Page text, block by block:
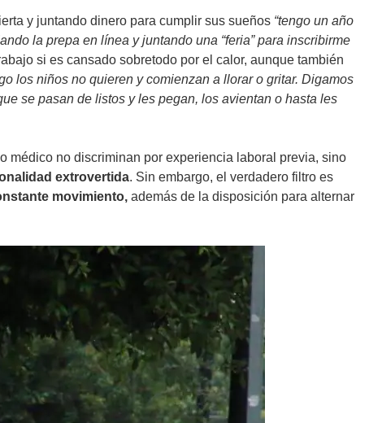
y juntando dinero para cumplir sus sueños “tengo un año
la prepa en línea y juntando una “feria” para inscribirme
si es cansado sobretodo por el calor, aunque también
los niños no quieren y comienzan a llorar o gritar. Digamos
se pasan de listos y les pegan, los avientan o hasta les
médico no discriminan por experiencia laboral previa, sino
extrovertida. Sin embargo, el verdadero filtro es
movimiento, además de la disposición para alternar